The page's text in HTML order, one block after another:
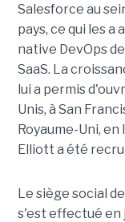
Salesforce au
pays, ce qui les
native DevOps
SaaS. La
lui a permis
Unis, à San
Royaume-Uni, en
Elliott a été
Le siège social
s'est effectué en